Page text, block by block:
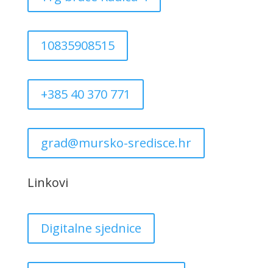
10835908515
+385 40 370 771
grad@mursko-sredisce.hr
Linkovi
Digitalne sjednice